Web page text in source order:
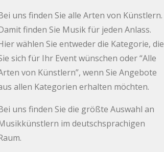
uns finden Sie alle Arten von Künstlern.
finden Sie Musik für jeden Anlass.
wählen Sie entweder die Kategorie, die
sich für Ihr Event wünschen oder “Alle
von Künstlern”, wenn Sie Angebote
allen Kategorien erhalten möchten.
uns finden Sie die größte Auswahl an
im deutschsprachigen